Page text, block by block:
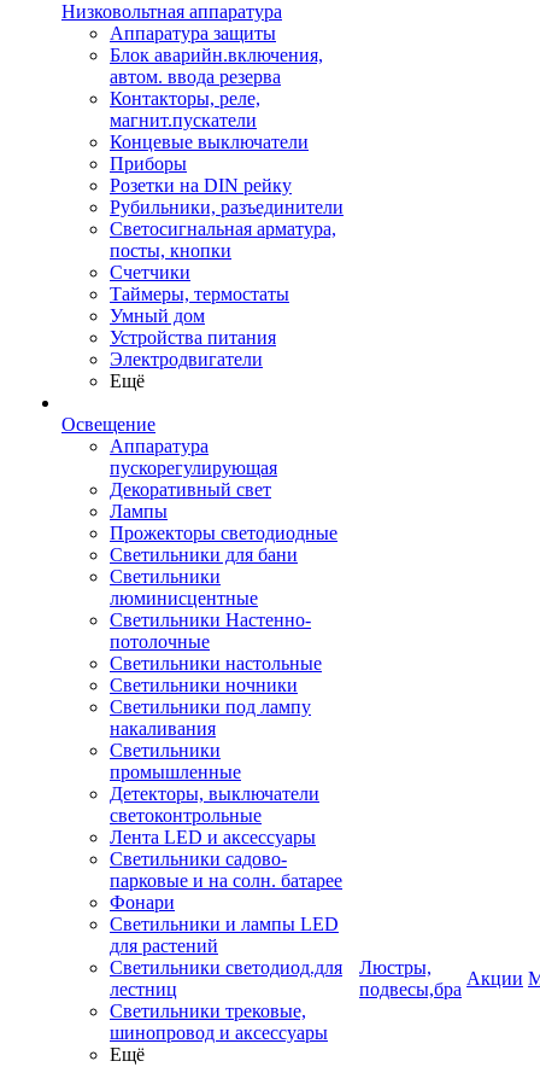
Низковольтная аппаратура
Аппаратура защиты
Блок аварийн.включения,
автом. ввода резерва
Контакторы, реле,
магнит.пускатели
Концевые выключатели
Приборы
Розетки на DIN рейку
Рубильники, разъединители
Светосигнальная арматура,
посты, кнопки
Счетчики
Таймеры, термостаты
Умный дом
Устройства питания
Электродвигатели
Ещё
Освещение
Аппаратура
пускорегулирующая
Декоративный свет
Лампы
Прожекторы светодиодные
Светильники для бани
Светильники
люминисцентные
Светильники Настенно-
потолочные
Светильники настольные
Светильники ночники
Светильники под лампу
накаливания
Светильники
промышленные
Детекторы, выключатели
светоконтрольные
Лента LED и аксессуары
Светильники садово-
парковые и на солн. батарее
Фонари
Светильники и лампы LED
для растений
Светильники светодиод.для
лестниц
Светильники трековые,
шинопровод и аксессуары
Ещё
Люстры,
подвесы,бра
Акции